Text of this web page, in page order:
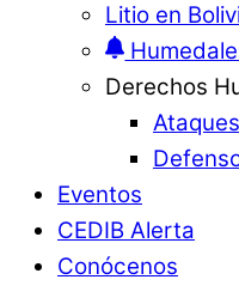
Litio en
Derechos
Eventos
CEDIB Alerta
Conócenos